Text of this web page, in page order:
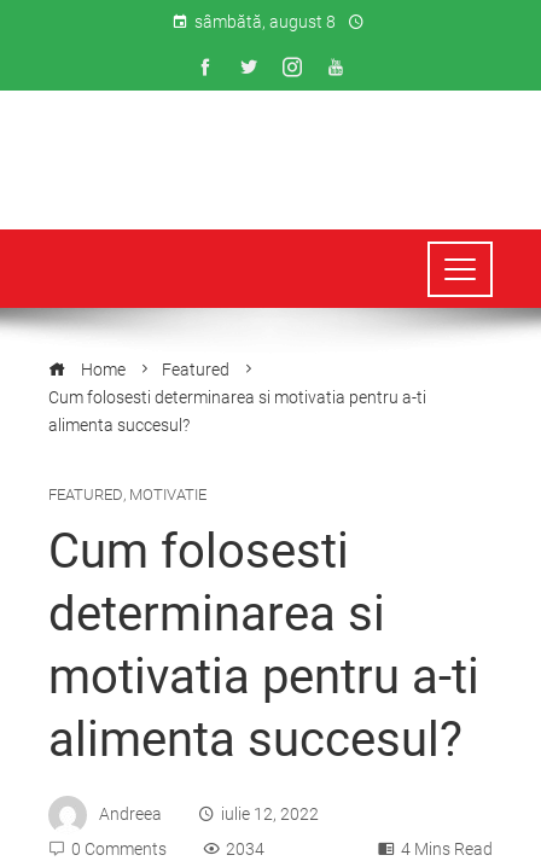
sâmbătă, august 8
Home
Featured
Cum folosesti determinarea si motivatia pentru a-ti
alimenta succesul?
FEATURED, MOTIVATIE
Cum folosesti
determinarea si
motivatia pentru a-ti
alimenta succesul?
Andreea
iulie 12, 2022
0 Comments
2034 4 Mins Read